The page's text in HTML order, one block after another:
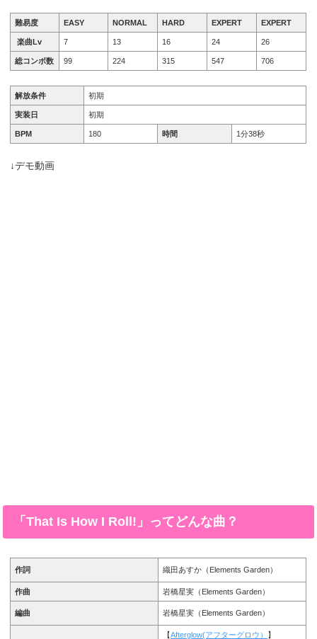
難易度 EASY NORMAL HARD EXPERT EXPERT
楽曲Lv 7 13 16 24 26
総コンボ数 99 224 315 547 706
解放条件 初期
実装日 初期
BPM 180 時間 1分38秒
↓デモ動画
「That Is How I Roll!」ってどんな曲？
作詞 織田あすか（Elements Garden）
作曲 岩橋星実（Elements Garden）
編曲 岩橋星実（Elements Garden）
【Afterglow(アフターグロウ） 】